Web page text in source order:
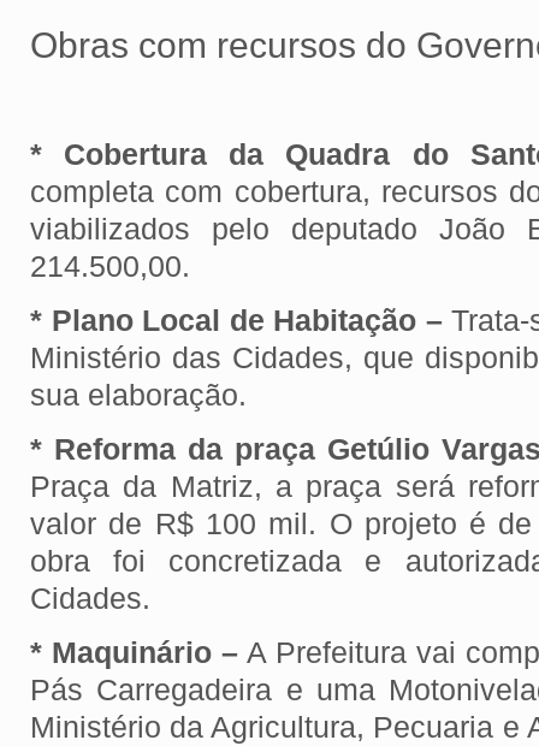
Obras com recursos do
* Cobertura da Quadra do
completa com cobertura, recursos
viabilizados pelo deputado
214.500,00.
* Plano Local de Habitação –Trata-
Ministério das Cidades, que
sua elaboração.
* Reforma da praça Getúlio
Praça da Matriz, a praça será
valor de R$ 100 mil. O projeto é
obra foi concretizada e
Cidades.
* Maquinário – A Prefeitura vai
Pás Carregadeira e uma
Ministério da Agricultura, Pecuaria e